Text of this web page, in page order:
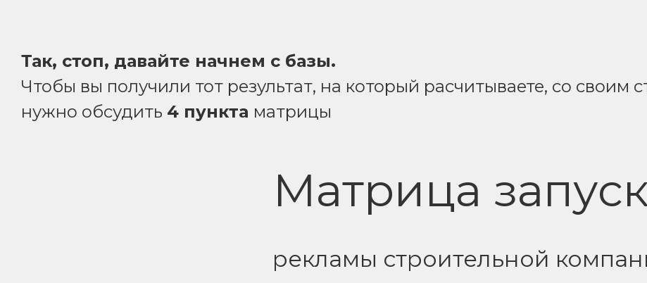
Так, стоп, давайте начнем с базы.
Чтобы вы получили тот результат, на который расчитываете, со своим
нужно обсудить 4 пункта матрицы
Матрица
рекламы строительной